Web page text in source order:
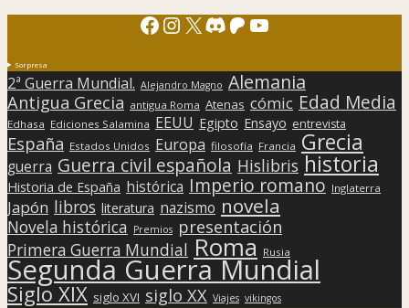
Facebook
Instagram
X Discord
Patreon
YouTube
Sorpresa
2ª Guerra Mundial. Alejandro Magno Alemania
Antigua Grecia antigua Roma Atenas cómic Edad Media
Edhasa Ediciones Salamina EEUU Egipto Ensayo entrevista
España Estados Unidos Europa filosofía Francia Grecia
guerra Guerra civil española Hislibris historia
Historia de España histórica Imperio romano Inglaterra
Japón libros literatura nazismo novela
Novela histórica Premios presentación
Primera Guerra Mundial Roma Rusia
Segunda Guerra Mundial
Siglo XIX siglo XVI siglo XX Viajes vikingos